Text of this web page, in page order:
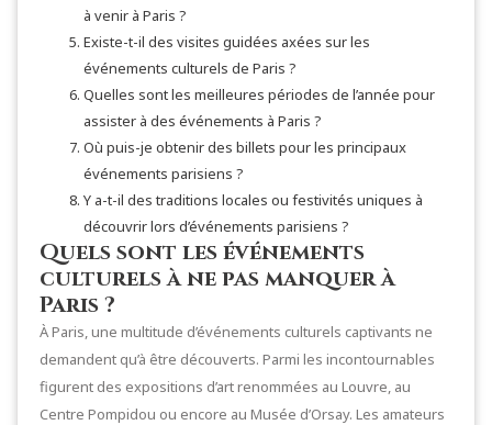
à venir à Paris ?
Existe-t-il des visites guidées axées sur les
événements culturels de Paris ?
Quelles sont les meilleures périodes de l’année pour
assister à des événements à Paris ?
Où puis-je obtenir des billets pour les principaux
événements parisiens ?
Y a-t-il des traditions locales ou festivités uniques à
découvrir lors d’événements parisiens ?
Quels sont les événements
culturels à ne pas manquer à
Paris ?
À Paris, une multitude d’événements culturels captivants ne
demandent qu’à être découverts. Parmi les incontournables
figurent des expositions d’art renommées au Louvre, au
Centre Pompidou ou encore au Musée d’Orsay. Les amateurs